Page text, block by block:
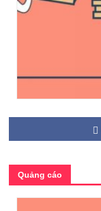
Quảng cáo